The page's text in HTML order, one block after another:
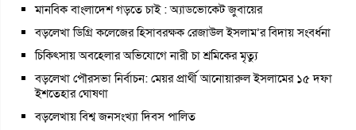
মানবিক বাংলাদেশ গড়তে চাই : অ্যাডভোকেট জুবায়ের
বড়লেখা ডিগ্রি কলেজের হিসাবরক্ষক রেজাউল ইসলাম’র বিদায় সংবর্ধনা
চিকিৎসায় অবহেলার অভিযোগে নারী চা শ্রমিকের মৃত্যু
বড়লেখা পৌরসভা নির্বাচন: মেয়র প্রার্থী আনোয়ারুল ইসলামের ১৫ দফা
ইশতেহার ঘোষণা
বড়লেখায় বিশ্ব জনসংখ্যা দিবস পালিত